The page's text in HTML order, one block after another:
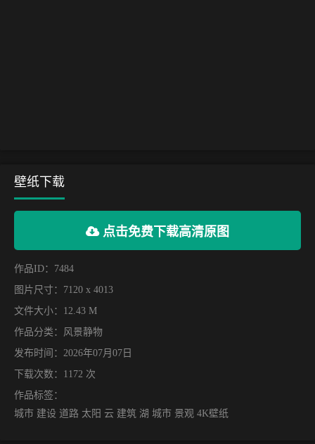
壁纸下载
点击免费下载高清原图
作品ID：7484
图片尺寸：7120 x 4013
文件大小：12.43 M
作品分类： 风景静物
发布时间：2026年07月07日
下载次数：1172 次
作品标签：
城市 建设 道路 太阳 云 建筑 湖 城市 景观 4K壁纸